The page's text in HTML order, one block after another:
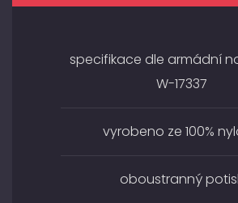
specifikace dle armádní
W-17337
vyrobeno ze 100%
oboustranný